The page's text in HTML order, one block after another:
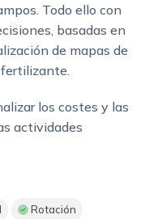
Todo ello con
basadas en
de mapas de
los costes y las
actividades
Rotación